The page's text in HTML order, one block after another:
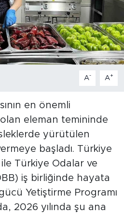
A- A+
en önemli
eleman temininde
yürütülen
başladı. Türkiye
ile Türkiye Odalar ve
iş birliğinde hayata
Yetiştirme Programı
2026 yılında şu ana